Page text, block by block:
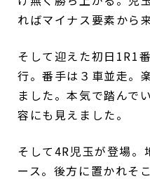
ればマイナス要素から
そして迎えた初日1R1
行。番手は３車並走。
ました。本気で踏んで
容にも見えました。
そして4R児玉が登場。
ース。後方に置かれそ